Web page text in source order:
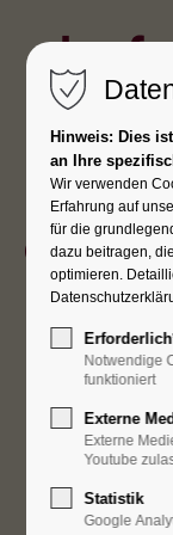
Kurfess: Ihr
Hinweis: Dies
an Ihre
Wir verwenden
Erfahrung auf
für die
dazu beitragen,
optimieren.
Notwendige
funktioniert
Externe
Externe
Youtube
Statistik
Google